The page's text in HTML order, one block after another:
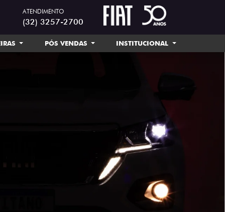
ATENDIMENTO
(32) 3257-2700
PÓS VENDAS INSTITUCIONAL